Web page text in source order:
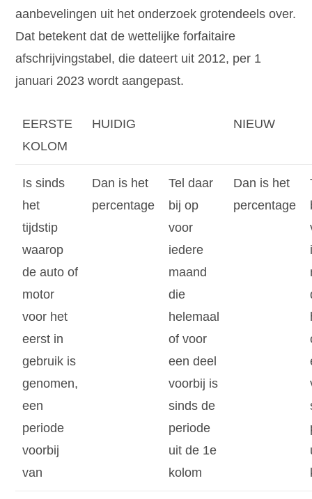
aanbevelingen uit het onderzoek grotendeels over.
Dat betekent dat de wettelijke forfaitaire
afschrijvingstabel, die dateert uit 2012, per 1
januari 2023 wordt aangepast.
EERSTE
KOLOM
HUIDIG NIEUW
Is sinds
het
tijdstip
waarop
de auto of
motor
voor het
eerst in
gebruik is
genomen,
een
periode
voorbij
van
Dan is het
percentage
Tel daar
bij op
voor
iedere
maand
die
helemaal
of voor
een deel
voorbij is
sinds de
periode
uit de 1e
kolom
Dan is het
percentage